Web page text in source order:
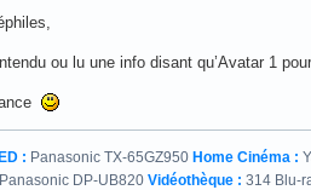
ou lu une info disant qu’Avatar 1
: Panasonic TX-65GZ950 Home Cinéma :
Panasonic DP-UB820 Vidéothèque : 314 Blu-